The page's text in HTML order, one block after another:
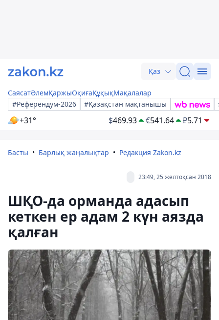
Қаз
СаясатӘлемҚаржыОқиғаҚұқықМақалалар
#Референдум-2026
#Қазақстан мақтанышы
+31° $469.93 €541.64 ₽5.71
Басты Барлық жаңалықтар Редакция Zakon.kz
23:49, 25 желтоқсан 2018
ШҚО-да орманда адасып
кеткен ер адам 2 күн аязда
қалған